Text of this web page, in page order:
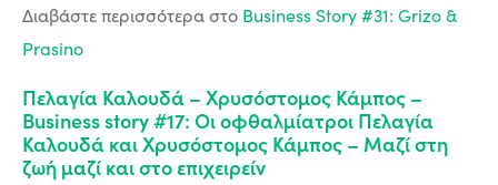
Διαβάστε περισσότερα στο Business Story #31: Grizo &
Prasino
Πελαγία Καλουδά – Χρυσόστομος Κάμπος –
Business story #17: Οι οφθαλμίατροι Πελαγία
Καλουδά και Χρυσόστομος Κάμπος – Μαζί στη
ζωή μαζί και στο επιχειρείν